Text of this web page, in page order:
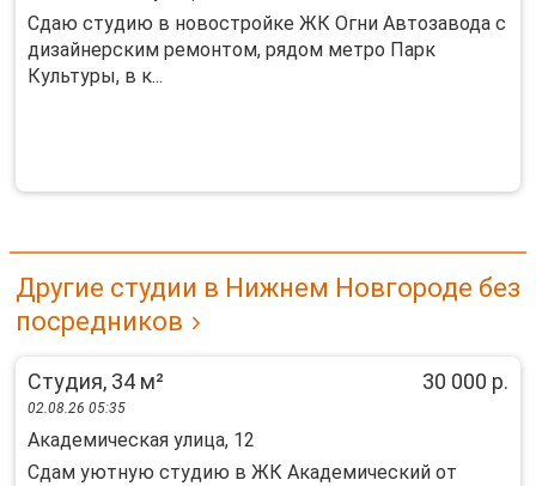
Сдаю студию в новостройке ЖК Огни Автозавода с
дизайнерским ремонтом, рядом метро Парк
Культуры, в к...
Другие студии в Нижнем Новгороде без
посредников
Студия, 34 м² 30 000 р.
02.08.26 05:35
Академическая улица, 12
Сдам уютную студию в ЖК Академический от